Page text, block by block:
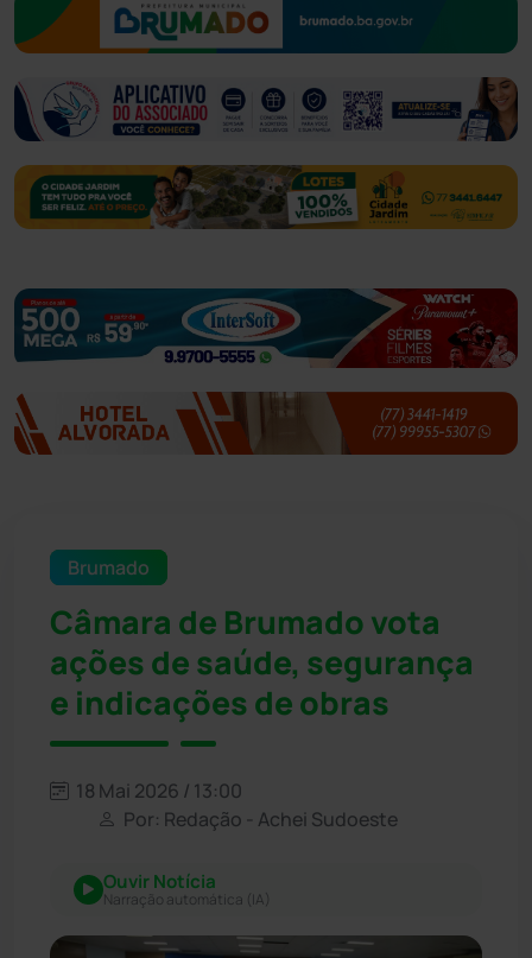
Brumado
Câmara de Brumado vota
ações de saúde, segurança
e indicações de obras
18 Mai 2026 / 13:00
Por: Redação - Achei Sudoeste
Ouvir Notícia
Narração automática (IA)